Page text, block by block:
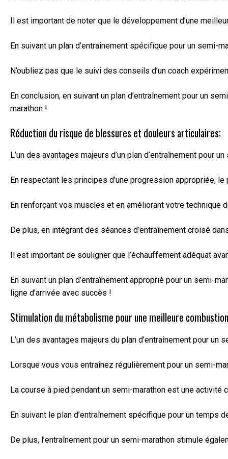
Il est important de noter que le développement d’une
En suivant un plan d’entraînement spécifique pour un semi-
N’oubliez pas que le suivi des conseils d’un coach
En conclusion, en suivant un plan d’entraînement pour un
marathon !
Réduction du risque de blessures et douleurs articulaires;
L’un des avantages majeurs d’un plan d’entraînement
En respectant les principes d’une progression appropriée,
En renforçant vos muscles et en améliorant votre
De plus, en intégrant des séances d’entraînement croisé
Il est important de souligner que l’échauffement adéquat
En suivant un plan d’entraînement approprié pour un
ligne d’arrivée avec succès !
Stimulation du métabolisme pour une meilleure
L’un des avantages majeurs du plan d’entraînement pour
Lorsque vous vous entraînez régulièrement pour un semi-
La course à pied pendant un semi-marathon est une
En suivant le plan d’entraînement spécifique pour un temps
De plus, l’entraînement pour un semi-marathon stimule